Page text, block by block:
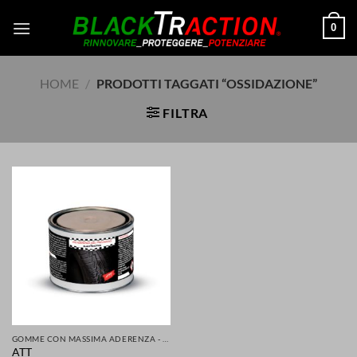
0
HOME / PRODOTTI TAGGATI “OSSIDAZIONE”
FILTRA
ATT